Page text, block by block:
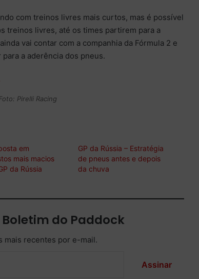
com treinos livres mais curtos, mas é possível
treinos livres, até os times partirem para a
vai contar com a companhia da Fórmula 2 e
a aderência dos pneus.
Pirelli Racing
em
mais macios
da Rússia
GP da Rússia – Estratégia
de pneus antes e depois
da chuva
do Paddock
mais recentes por e-mail.
Assinar